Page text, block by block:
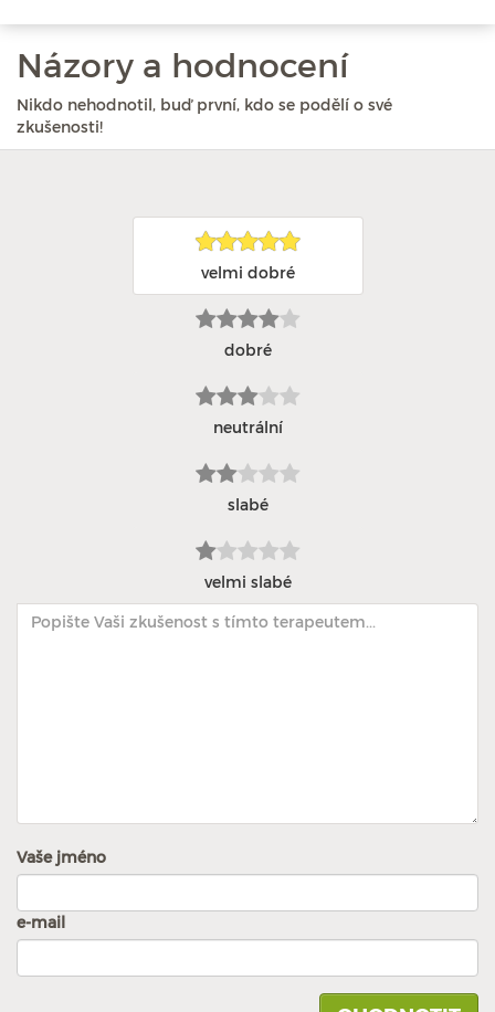
Názory a hodnocení
Nikdo nehodnotil, buď první, kdo se podělí o své
zkušenosti!
velmi dobré
dobré
neutrální
slabé
velmi slabé
Vaše jméno
e-mail